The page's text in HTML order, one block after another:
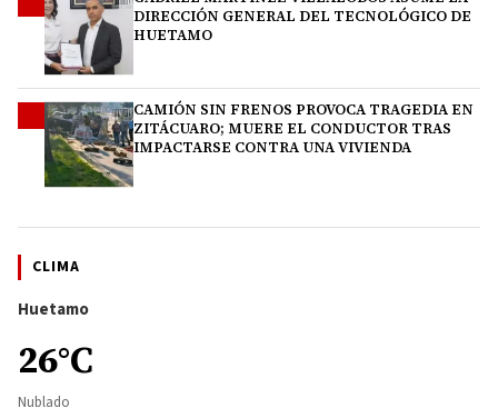
DIRECCIÓN GENERAL DEL TECNOLÓGICO DE
HUETAMO
CAMIÓN SIN FRENOS PROVOCA TRAGEDIA EN
ZITÁCUARO; MUERE EL CONDUCTOR TRAS
IMPACTARSE CONTRA UNA VIVIENDA
CLIMA
Huetamo
26°C
Nublado